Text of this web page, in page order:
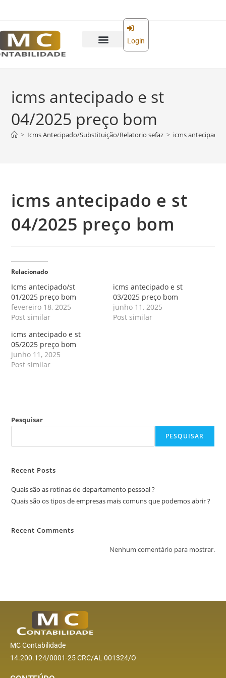
Login
icms antecipado e st
04/2025 preço bom
> Icms Antecipado/Substituição/Relatorio sefaz > icms antecipado
icms antecipado e st
04/2025 preço bom
Relacionado
Icms antecipado/st
01/2025 preço bom
fevereiro 18, 2025
Post similar
icms antecipado e st
03/2025 preço bom
junho 11, 2025
Post similar
icms antecipado e st
05/2025 preço bom
junho 11, 2025
Post similar
Pesquisar
PESQUISAR
Recent Posts
Quais são as rotinas do departamento pessoal ?
Quais são os tipos de empresas mais comuns que podemos abrir ?
Recent Comments
Nenhum comentário para mostrar.
MC Contabilidade
14.200.124/0001-25 CRC/AL 001324/O